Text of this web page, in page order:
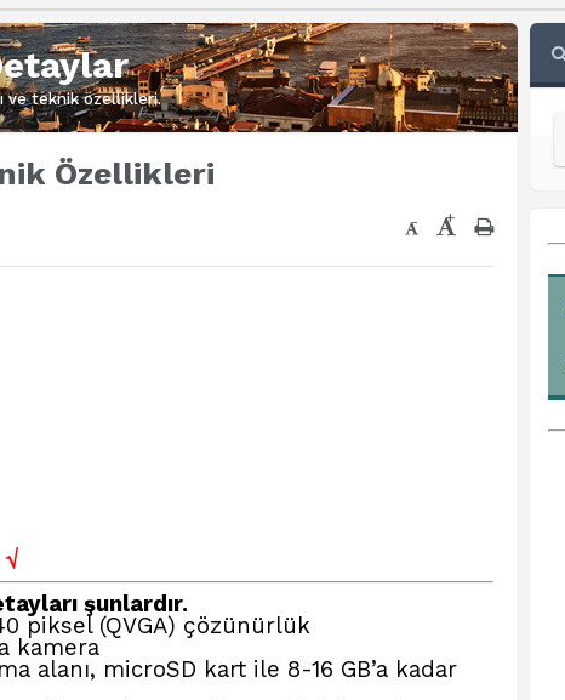
ve teknik özellikleri.
Özellikleri
- +
√
şunlardır.
piksel (QVGA) çözünürlük
kamera
alanı, microSD kart ile 8-16 GB’a kadar